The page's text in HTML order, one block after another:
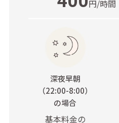
円/時間
深夜早朝
（22:00-8:00）
の場合
基本料金の